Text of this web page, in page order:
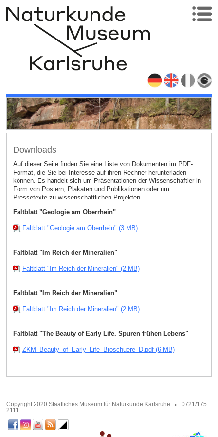
Downloads
Auf dieser Seite finden Sie eine Liste von Dokumenten im PDF-
Format, die Sie bei Interesse auf ihren Rechner herunterladen
können. Es handelt sich um Präsentationen der Wissenschaftler in
Form von Postern, Plakaten und Publikationen oder um
Pressetexte zu wissenschaftlichen Projekten.
Faltblatt "Geologie am Oberrhein"
Faltblatt "Geologie am Oberrhein" (3 MB)
Faltblatt "Im Reich der Mineralien"
Faltblatt "Im Reich der Mineralien" (2 MB)
Faltblatt "Im Reich der Mineralien"
Faltblatt "Im Reich der Mineralien" (2 MB)
Faltblatt "The Beauty of Early Life. Spuren frühen Lebens"
ZKM_Beauty_of_Early_Life_Broschuere_D.pdf (6 MB)
Copyright 2020 Staatliches Museum für Naturkunde Karlsruhe
0721/175
2111